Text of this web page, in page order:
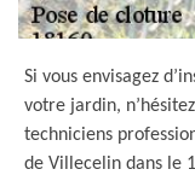
Si vous envisagez
votre jardin,
techniciens
de Villecelin dans le